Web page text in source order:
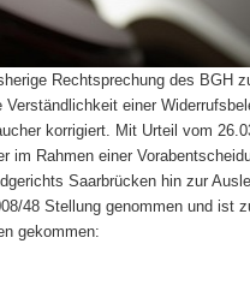
Rechtsprechung des BGH
Verständlichkeit einer
korrigiert. Mit Urteil vom
im Rahmen einer
Saarbrücken hin zur
48 Stellung genommen und ist
gekommen:
EUGH Urteil